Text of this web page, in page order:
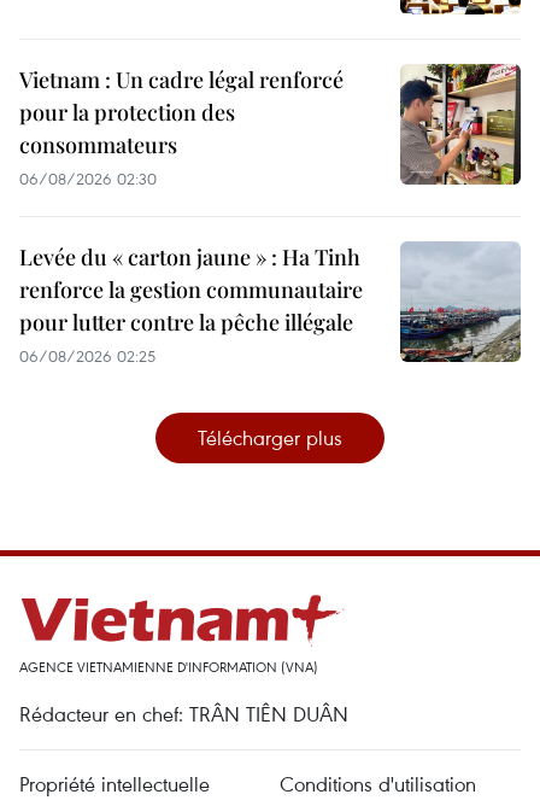
Vietnam : Un cadre légal renforcé
pour la protection des
consommateurs
06/08/2026 02:30
Levée du « carton jaune » : Ha Tinh
renforce la gestion communautaire
pour lutter contre la pêche illégale
06/08/2026 02:25
Télécharger plus
AGENCE VIETNAMIENNE D'INFORMATION (VNA)
Rédacteur en chef: TRÂN TIÊN DUÂN
Propriété intellectuelle Conditions d'utilisation